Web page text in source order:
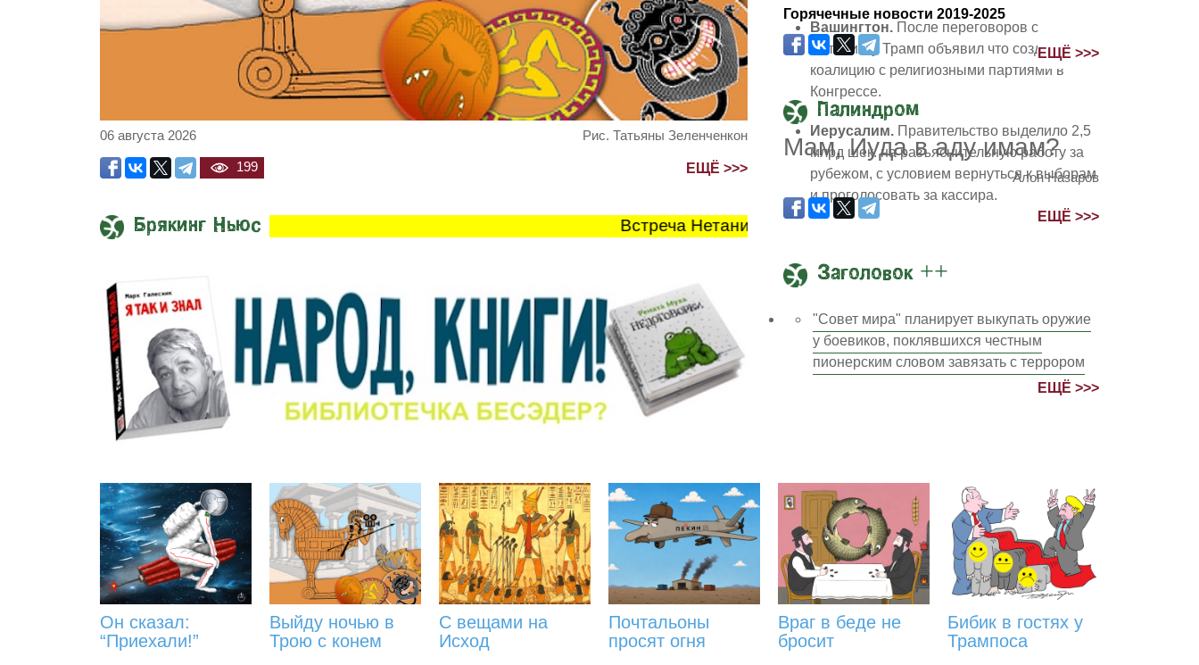
Рис. Татьяны Зеленченкон
06 августа 2026
199 ЕЩЁ >>>
Брякинг Ньюс Встреча Нетаниягу и Трампа продлилась час двадцать минут и достигла
Вашингтон. После переговоров с
Нетаниягу Трамп объявил что создаст
коалицию с религиозными партиями в
Конгрессе.
Иерусалим. Правительство выделило 2,5
млрд шек. на разъяснительную работу за
рубежом, с условием вернуться к выборам
и проголосовать за кассира.
Горячечные новости 2019-2025
ЕЩЁ >>>
Палиндром
Мам, Иуда в аду имам?
Алон Назаров
ЕЩЁ >>>
Заголовок ++
"Совет мира" планирует выкупать оружие
у боевиков, поклявшихся честным
пионерским словом завязать с террором
ЕЩЁ >>>
Он сказал:
“Приехали!”
Выйду ночью в
Трою с конем
С вещами на
Исход
Почтальоны
просят огня
Враг в беде не
бросит
Бибик в гостях у
Трампоса